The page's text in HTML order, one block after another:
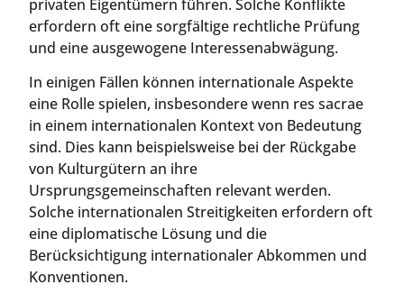
privaten Eigentümern führen. Solche Konflikte
erfordern oft eine sorgfältige rechtliche Prüfung
und eine ausgewogene Interessenabwägung.
In einigen Fällen können internationale Aspekte
eine Rolle spielen, insbesondere wenn res sacrae
in einem internationalen Kontext von Bedeutung
sind. Dies kann beispielsweise bei der Rückgabe
von Kulturgütern an ihre
Ursprungsgemeinschaften relevant werden.
Solche internationalen Streitigkeiten erfordern oft
eine diplomatische Lösung und die
Berücksichtigung internationaler Abkommen und
Konventionen.